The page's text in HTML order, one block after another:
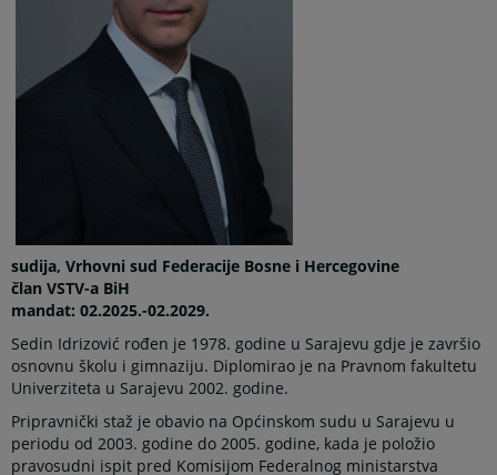
sudija, Vrhovni sud Federacije Bosne i Hercegovine
član VSTV-a BiH
mandat: 02.2025.-02.2029.
Sedin Idrizović rođen je 1978. godine u Sarajevu gdje je završio
osnovnu školu i gimnaziju. Diplomirao je na Pravnom fakultetu
Univerziteta u Sarajevu 2002. godine.
Pripravnički staž je obavio na Općinskom sudu u Sarajevu u
periodu od 2003. godine do 2005. godine, kada je položio
pravosudni ispit pred Komisijom Federalnog ministarstva